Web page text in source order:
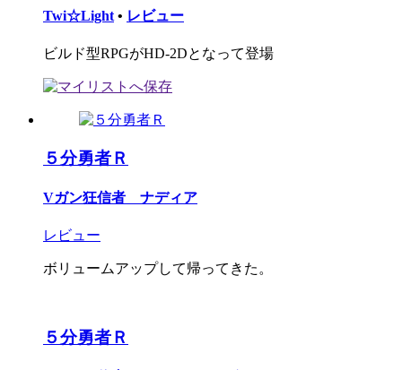
Twi☆Light • レビュー
ビルド型RPGがHD-2Dとなって登場
５分勇者Ｒ
Vガン狂信者 ナディア
レビュー
ボリュームアップして帰ってきた。
５分勇者Ｒ